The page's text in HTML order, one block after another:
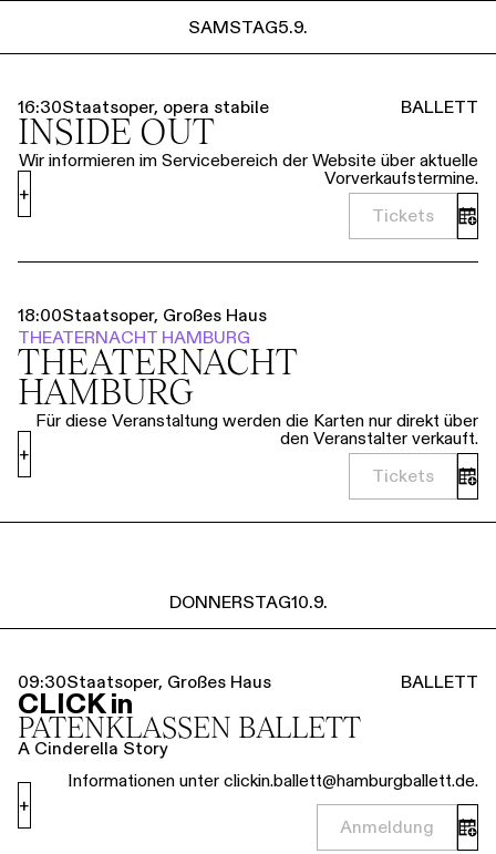
Führungen Jobs
SAMSTAG5.9.
SAMSTAG5.9.
16:30Staatsoper, opera stabile BALLETT
INSIDE OUT
Wir informieren im Servicebereich der Website über aktuelle
Vorverkaufstermine.
Tickets
+
18:00Staatsoper, Großes Haus
THEATERNACHT HAMBURG
THEATER­NACHT
HAMBURG
Für diese Veranstaltung werden die Karten nur direkt über
den Veranstalter verkauft.
Tickets
+
DONNERSTAG10.9.
09:30Staatsoper, Großes Haus BALLETT
CLICK in
PATENKLASSEN BALLETT
A Cinderella Story
Informationen unter clickin.ballett@hamburgballett.de.
Anmeldung
+